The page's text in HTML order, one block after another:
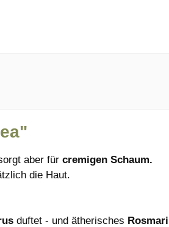
aber für cremigen Schaum.
die Haut.
duftet - und ätherisches